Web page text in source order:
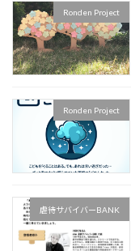
Ronden Project
Ronden Project
虐待サバイバーBANK